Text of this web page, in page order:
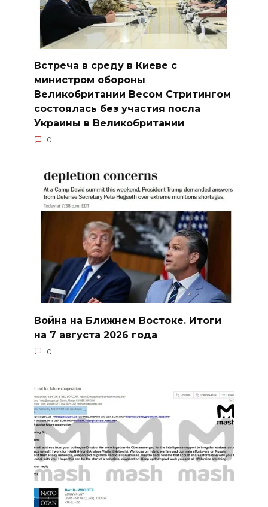
Встреча в среду в Киеве с
министром обороны
Великобритании Весом Стритингом
состоялась без участия посла
Украины в Великобритании
0
Война на Ближнем Востоке. Итоги
на 7 августа 2026 года
0